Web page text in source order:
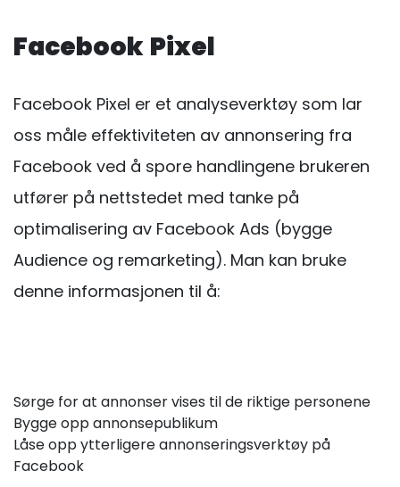
Facebook Pixel
Facebook Pixel er et analyseverktøy som lar
oss måle effektiviteten av annonsering fra
Facebook ved å spore handlingene brukeren
utfører på nettstedet med tanke på
optimalisering av Facebook Ads (bygge
Audience og remarketing). Man kan bruke
denne informasjonen til å:
Sørge for at annonser vises til de riktige personene
Bygge opp annonsepublikum
Låse opp ytterligere annonseringsverktøy på
Facebook